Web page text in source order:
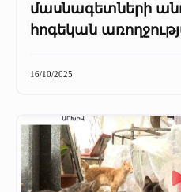
մասնագետների
հոգեկան
16/10/2025